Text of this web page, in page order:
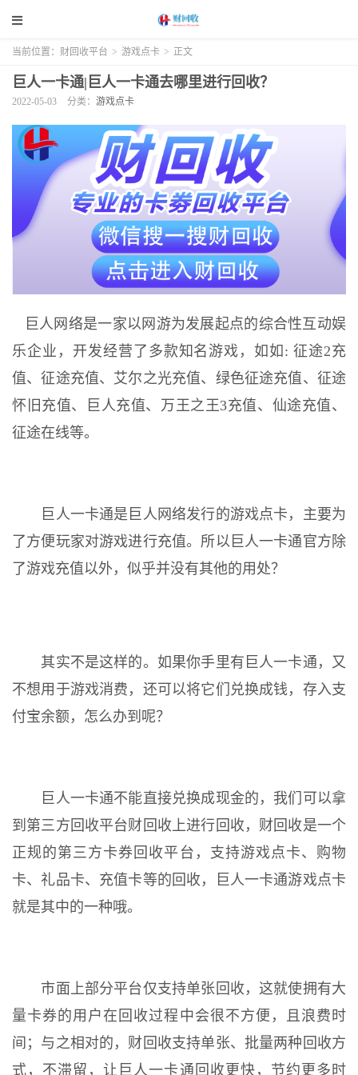
当前位置： 财回收平台 > 游戏点卡 > 正文
巨人一卡通|巨人一卡通去哪里进行回收？
2022-05-03 分类： 游戏点卡
巨人网络是一家以网游为发展起点的综合性互动娱
乐企业，开发经营了多款知名游戏，如如: 征途2充
值、征途充值、艾尔之光充值、绿色征途充值、征途
怀旧充值、巨人充值、万王之王3充值、仙途充值、
征途在线等。
巨人一卡通是巨人网络发行的游戏点卡，主要为
了方便玩家对游戏进行充值。所以巨人一卡通官方除
了游戏充值以外，似乎并没有其他的用处？
其实不是这样的。如果你手里有巨人一卡通，又
不想用于游戏消费，还可以将它们兑换成钱，存入支
付宝余额，怎么办到呢？
巨人一卡通不能直接兑换成现金的，我们可以拿
到第三方回收平台财回收上进行回收，财回收是一个
正规的第三方卡券回收平台，支持游戏点卡、购物
卡、礼品卡、充值卡等的回收，巨人一卡通游戏点卡
就是其中的一种哦。
市面上部分平台仅支持单张回收，这就使拥有大
量卡券的用户在回收过程中会很不方便，且浪费时
间；与之相对的，财回收支持单张、批量两种回收方
式，不滞留，让巨人一卡通回收更快，节约更多时